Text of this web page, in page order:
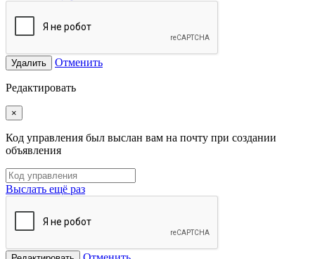
Удалить Отменить
Редактировать
×
Код управления был выслан вам на почту при создании
объявления
Выслать ещё раз